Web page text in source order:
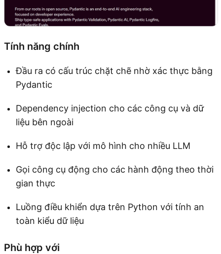
Tính năng chính
Đầu ra có cấu trúc chặt chẽ nhờ xác thực bằng
Pydantic
Dependency injection cho các công cụ và dữ
liệu bên ngoài
Hỗ trợ độc lập với mô hình cho nhiều LLM
Gọi công cụ động cho các hành động theo thời
gian thực
Luồng điều khiển dựa trên Python với tính an
toàn kiểu dữ liệu
Phù hợp với